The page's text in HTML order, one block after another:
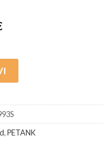
,PETANK